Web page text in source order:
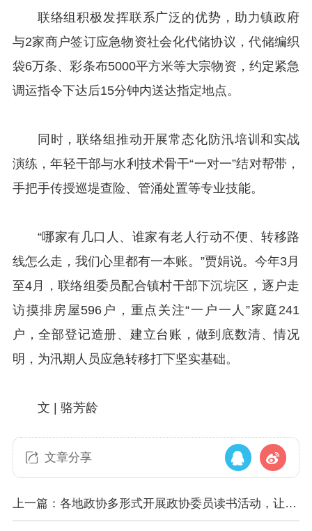
联络组积极发挥联系广泛的优势，助力镇政府
与2家商户签订应急物资社会化代储协议，代储编织
袋6万条、彩条布5000平方米等大宗物资，约定紧急
调运指令下达后15分钟内送达指定地点。
同时，联络组推动开展常态化防汛培训和实战
演练，年轻干部与水利技术骨干“一对一”结对帮带，
手把手传授巡堤查险、管涌处置等专业技能。
“哪家有几口人、谁家有老人行动不便、转移路
线怎么走，我们心里都有一本账。”贾娟说。今年3月
至4月，联络组委员配合镇村干部下沉垸区，逐户走
访摸排房屋596户，重点关注“一户一人”家庭241
户，全部登记造册、建立台账，做到底数清、情况
明，为汛期人员应急转移打下坚实基础。
文 | 骆芳龄
文章分享
上一篇：各地政协多形式开展政协委员读书活动，让书
香成为履职鲜明底色